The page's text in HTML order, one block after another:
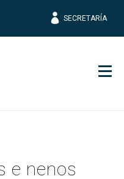
SECRETARÍA
e nenos